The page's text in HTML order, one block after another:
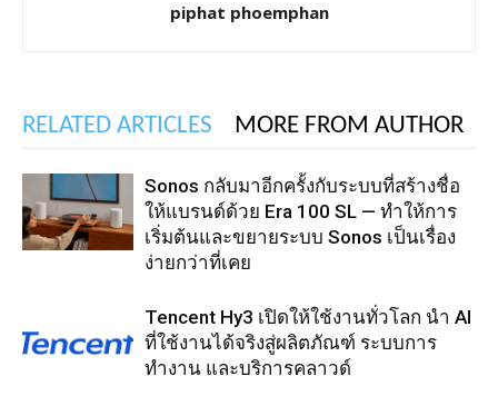
piphat phoemphan
RELATED ARTICLES MORE FROM AUTHOR
Sonos กลับมาอีกครั้งกับระบบที่สร้างชื่อ
ให้แบรนด์ด้วย Era 100 SL — ทำให้การ
เริ่มต้นและขยายระบบ Sonos เป็นเรื่อง
ง่ายกว่าที่เคย
Tencent Hy3 เปิดให้ใช้งานทั่วโลก นำ AI
ที่ใช้งานได้จริงสู่ผลิตภัณฑ์ ระบบการ
ทำงาน และบริการคลาวด์